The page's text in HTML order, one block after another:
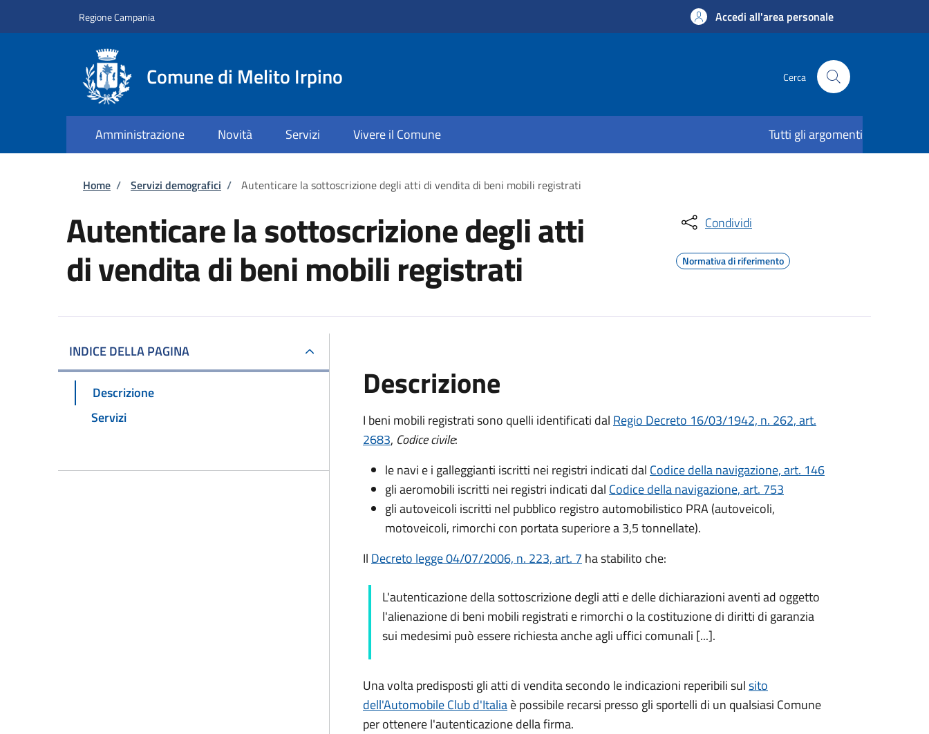
Regione Campania Accedi all'area personale
Comune di Melito Irpino Cerca
Amministrazione Novità Servizi Vivere il Comune Tutti gli argomenti
Briciole di pane
Home / Servizi demografici / Autenticare la sottoscrizione degli atti di vendita di beni mobili registrati
Autenticare la sottoscrizione degli atti
di vendita di beni mobili registrati
Condividi
Normativa di riferimento
INDICE DELLA PAGINA
Descrizione
Servizi
Descrizione
I beni mobili registrati sono quelli identificati dal Regio Decreto 16/03/1942, n. 262, art.
2683, Codice civile:
le navi e i galleggianti iscritti nei registri indicati dal Codice della navigazione, art. 146
gli aeromobili iscritti nei registri indicati dal Codice della navigazione, art. 753
gli autoveicoli iscritti nel pubblico registro automobilistico PRA (autoveicoli,
motoveicoli, rimorchi con portata superiore a 3,5 tonnellate).
Il Decreto legge 04/07/2006, n. 223, art. 7 ha stabilito che:
L'autenticazione della sottoscrizione degli atti e delle dichiarazioni aventi ad oggetto
l'alienazione di beni mobili registrati e rimorchi o la costituzione di diritti di garanzia
sui medesimi può essere richiesta anche agli uffici comunali [...].
Una volta predisposti gli atti di vendita secondo le indicazioni reperibili sulsito
dell'Automobile Club d'Italiaè possibile recarsi presso gli sportelli di un qualsiasi Comune
per ottenere l'autenticazione della firma.